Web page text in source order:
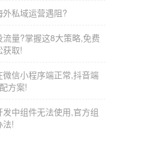
外私域运营遇阻?
流量?掌握这8大策略,免费
获取!
微信小程序端正常,抖音端
方案!
发中组件无法使用,官方组
法!